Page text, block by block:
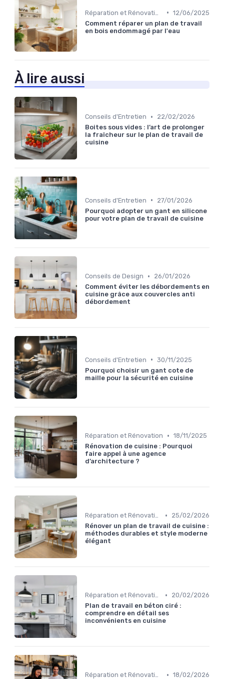
• 12/06/2025
Comment réparer un plan de travail
en bois endommagé par l'eau
À lire aussi
Conseils d'Entretien •
22/02/2026
Boites sous vides : l’art de prolonger
la fraîcheur sur le plan de travail de
cuisine
Conseils d'Entretien •
27/01/2026
Pourquoi adopter un gant en silicone
pour votre plan de travail de cuisine
Conseils de Design •
26/01/2026
Comment éviter les débordements en
cuisine grâce aux couvercles anti
débordement
Conseils d'Entretien • 30/11/2025
Pourquoi choisir un gant cote de
maille pour la sécurité en cuisine
Réparation et Rénovation • 18/11/2025
Rénovation de cuisine : Pourquoi
faire appel à une agence
d’architecture ?
Réparation et Rénovation •
25/02/2026
Rénover un plan de travail de cuisine :
méthodes durables et style moderne
élégant
Réparation et Rénovation •
20/02/2026
Plan de travail en béton ciré :
comprendre en détail ses
inconvénients en cuisine
Réparation et Rénovation • 18/02/2026